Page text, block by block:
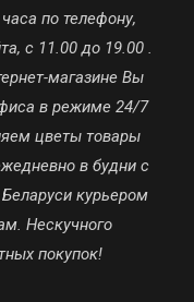
по телефону,
с 11.00 до 19.00 .
магазине Вы
в режиме 24/7
цветы товары
в будни с
курьером
Нескучного
покупок!